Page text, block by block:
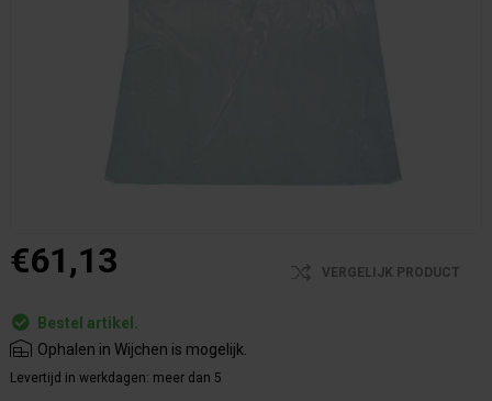
€61,13 VERGELIJK PRODUCT
Bestel artikel.
Ophalen in Wijchen is mogelijk.
Levertijd in werkdagen: meer dan 5